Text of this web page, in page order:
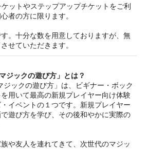
ットやステップアップチケットをご利
者の方に限ります。
。十分な数を用意しておりますが、無
せていただきます。
ジックの遊び方」とは？
ジックの遊び方」は、ビギナー・ボック
用いて最高の新規プレイヤー向け体験
イベントの１つです。新規プレイヤー
遊び方を学び、その後和やかに実際の
や友人を連れてきて、次世代のマジッ